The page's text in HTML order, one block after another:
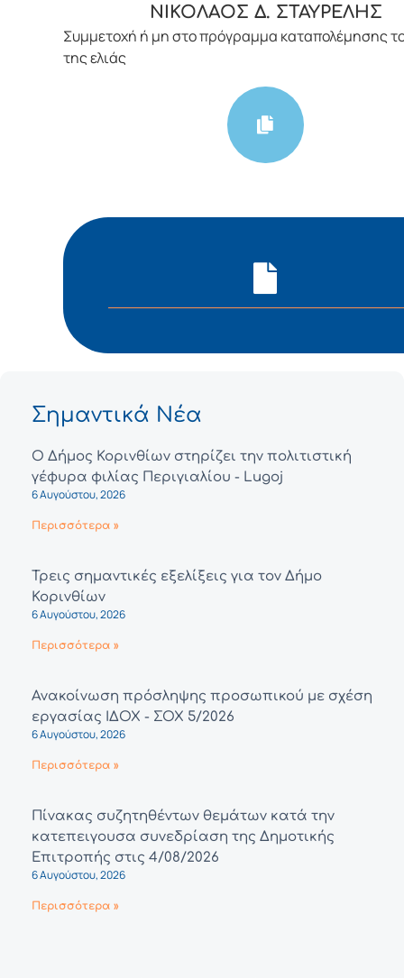
ΝΙΚΟΛΑΟΣ Δ. ΣΤΑΥΡΕΛΗΣ
Συμμετοχή ή μη στο πρόγραμμα καταπολέμησης
της ελιάς
Σημαντικά Νέα
Ο Δήμος Κορινθίων στηρίζει την πολιτιστική
γέφυρα φιλίας Περιγιαλίου - Lugoj
6 Αυγούστου, 2026
Περισσότερα »
Τρεις σημαντικές εξελίξεις για τον Δήμο
Κορινθίων
6 Αυγούστου, 2026
Περισσότερα »
Ανακοίνωση πρόσληψης προσωπικού με σχέση
εργασίας ΙΔΟΧ - ΣΟΧ 5/2026
6 Αυγούστου, 2026
Περισσότερα »
Πίνακας συζητηθέντων θεμάτων κατά την
κατεπειγουσα συνεδρίαση της Δημοτικής
Επιτροπής στις 4/08/2026
6 Αυγούστου, 2026
Περισσότερα »